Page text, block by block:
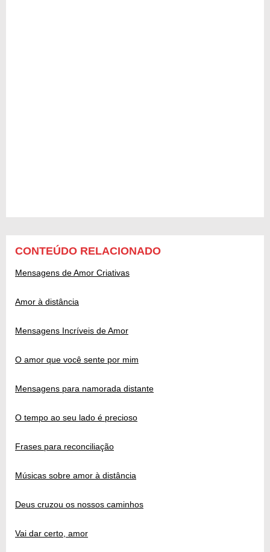
CONTEÚDO RELACIONADO
Mensagens de Amor Criativas
Amor à distância
Mensagens Incríveis de Amor
O amor que você sente por mim
Mensagens para namorada distante
O tempo ao seu lado é precioso
Frases para reconciliação
Músicas sobre amor à distância
Deus cruzou os nossos caminhos
Vai dar certo, amor